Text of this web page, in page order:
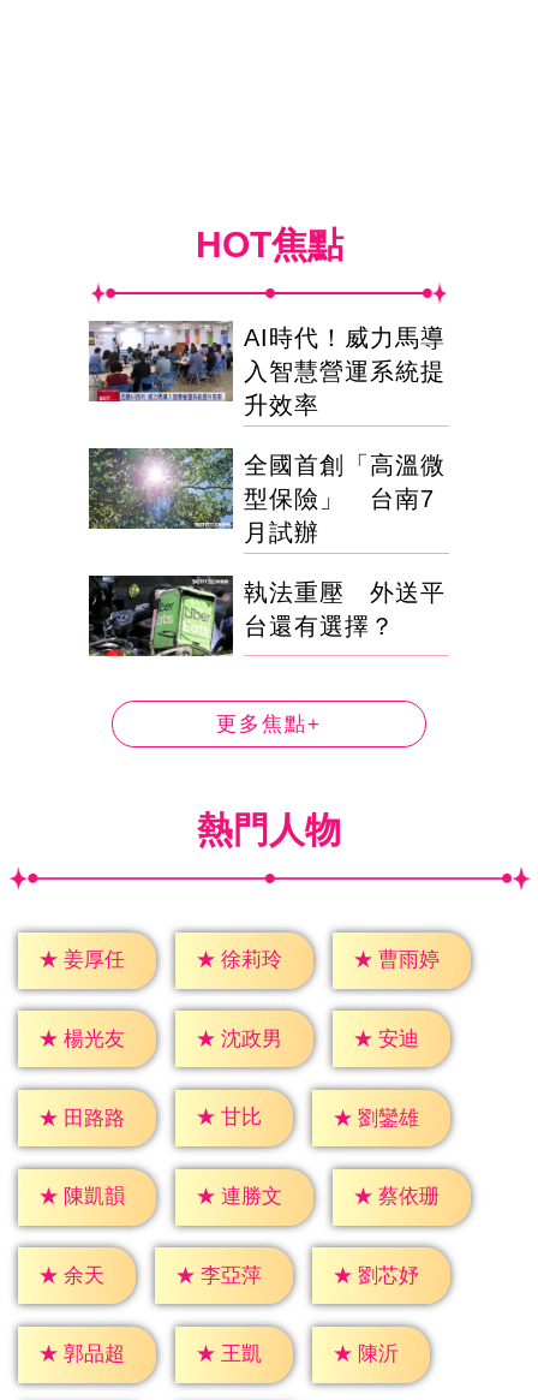
HOT焦點
AI時代！威力馬導
入智慧營運系統提
升效率
全國首創「高溫微
型保險」 台南7
月試辦
執法重壓 外送平
台還有選擇？
更多焦點+
熱門人物
★ 姜厚任 ★ 徐莉玲 ★ 曹雨婷
★ 楊光友 ★ 沈政男 ★ 安迪
★ 田路路 ★ 甘比 ★ 劉鑾雄
★ 陳凱韻 ★ 連勝文 ★ 蔡依珊
★ 余天 ★ 李亞萍 ★ 劉芯妤
★ 郭品超 ★ 王凱 ★ 陳沂